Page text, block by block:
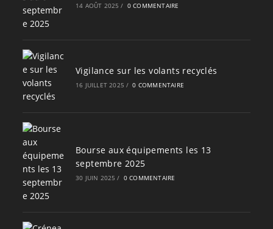
14 AOÛT 2025 / 0 COMMENTAIRE
Vigilance sur les volants recyclés
16 JUILLET 2025 / 0 COMMENTAIRE
Bourse aux équipements les 13
septembre 2025
30 JUIN 2025 / 0 COMMENTAIRE